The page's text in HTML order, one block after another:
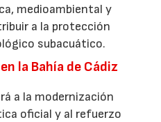
medioambiental y
a la protección
subacuático.
la Bahía de Cádiz
a la modernización
oficial y al refuerzo